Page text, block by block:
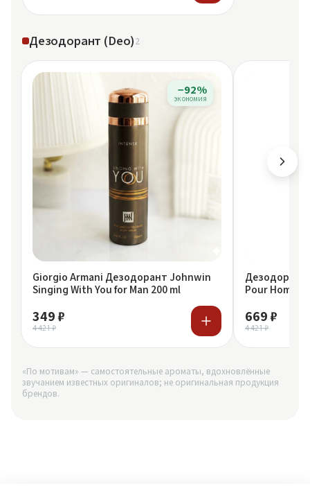
Дезодорант (Deo)2
−92%
экономия
Giorgio Armani Дезодорант Johnwin
Singing With You for Man 200 ml
349 ₽
4 421 ₽
Дезодорант
669 ₽
4 421 ₽
«По мотивам» — самостоятельные ароматы, вдохновлённые
звучанием известных оригиналов; не оригинальная продукция
брендов.